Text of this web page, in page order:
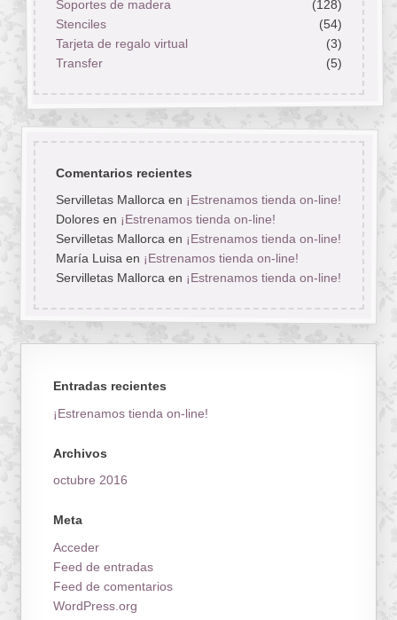
Soportes de madera
(128)
Stenciles
(54)
Tarjeta de regalo virtual
(3)
Transfer
(5)
Comentarios recientes
Servilletas Mallorcaen ¡Estrenamos tienda on-line!
Doloresen ¡Estrenamos tienda on-line!
Servilletas Mallorcaen ¡Estrenamos tienda on-line!
María Luisaen ¡Estrenamos tienda on-line!
Servilletas Mallorcaen ¡Estrenamos tienda on-line!
Entradas recientes
¡Estrenamos tienda on-line!
Archivos
octubre 2016
Meta
Acceder
Feed de entradas
Feed de comentarios
WordPress.org